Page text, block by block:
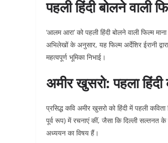
पहली हिंदी बोलने वाली
‘आलम आरा’ को पहली हिंदी बोलने वाली फिल्म
अभिलेखों के अनुसार, यह फिल्म अर्देशिर ईरानी
महत्वपूर्ण भूमिका निभाई।
अमीर खुसरो: पहला हिंदी
प्रसिद्ध कवि अमीर खुसरो को हिंदी में पहली
पूर्व रूप) में रचनाएं कीं, जैसा कि दिल्ली सल्तनत
अध्ययन का विषय हैं।